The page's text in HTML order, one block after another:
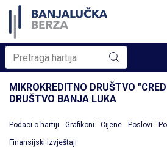
MIKROKREDITNO DRUŠTVO
DRUŠTVO BANJA LUKA
Podaci o hartiji Grafikoni Cijene Poslovi
Finansijski izvještaji